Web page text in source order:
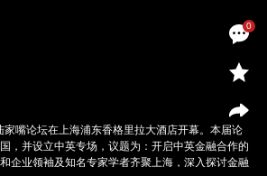
0
嘴论坛在上海浦东香格里拉大酒店开幕。本届论
，并设立中英专场，议题为：开启中英金融合作的
企业领袖及知名专家学者齐聚上海，深入探讨金融